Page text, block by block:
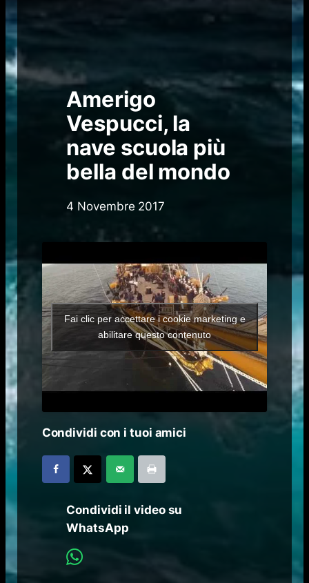
Amerigo
Vespucci, la
nave scuola più
bella del mondo
4 Novembre 2017
Fai clic per accettare i cookie marketing e
abilitare questo contenuto
Condividi con i tuoi amici
Condividi il video su
WhatsApp